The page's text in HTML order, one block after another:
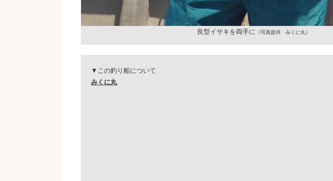
良型イサキを両手に （写真提供 みくに丸）
▼この釣り船について
みくに丸